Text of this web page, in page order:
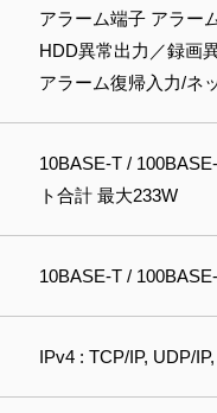
アラーム端子 アラー
HDD異常出力／録画
アラーム復帰入力/ネ
10BASE-T /
ト合計 最大233W
10BASE-T /
IPv4 : TCP/IP, UDP/